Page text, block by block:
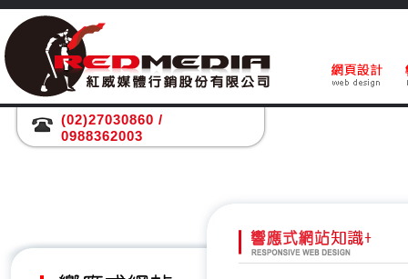
(02)27030860 /
0988362003